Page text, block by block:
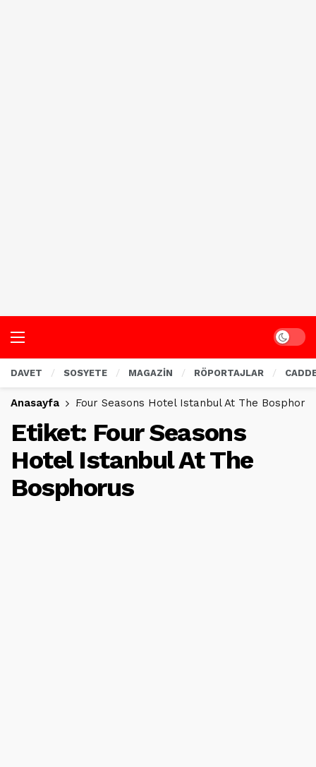
Dark
DAVET SOSYETE MAGAZİN RÖPORTAJLAR
Anasayfa Four Seasons Hotel Istanbul At The Bosphorus
Etiket: Four Seasons
Hotel Istanbul At The
Bosphorus